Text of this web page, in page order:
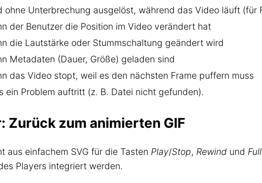
ohne Unterbrechung ausgelöst, während das Video läuft (für
der Benutzer die Position im Video verändert hat
die Lautstärke oder Stummschaltung geändert wird
Metadaten (Dauer, Größe) geladen sind
das Video stopt, weil es den nächsten Frame puffern muss
ein Problem auftritt (z. B. Datei nicht gefunden).
Zurück zum animierten GIF
aus einfachem SVG für die Tasten Play/Stop, Rewind und
Players integriert werden.